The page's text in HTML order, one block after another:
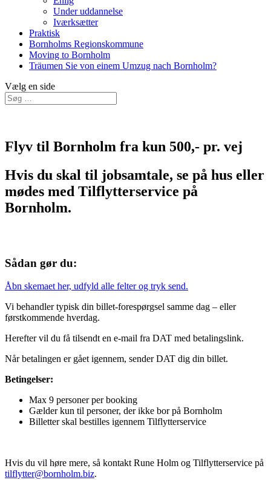
Under uddannelse
Iværksætter
Praktisk
Bornholms Regionskommune
Moving to Bornholm
Träumen Sie von einem Umzug nach Bornholm?
Vælg en side
Flyv til Bornholm fra kun 500,- pr. vej
Hvis du skal til jobsamtale, se på hus eller
mødes med Tilflytterservice på
Bornholm.
Sådan gør du:
Åbn skemaet her, udfyld alle felter og tryk send.
Vi behandler typisk din billet-forespørgsel samme dag – eller
førstkommende hverdag.
Herefter vil du få tilsendt en e-mail fra DAT med betalingslink.
Når betalingen er gået igennem, sender DAT dig din billet.
Betingelser:
Max 9 personer per booking
Gælder kun til personer, der ikke bor på Bornholm
Billetter skal bestilles igennem Tilflytterservice
Hvis du vil høre mere, så kontakt Rune Holm og Tilflytterservice på
tilflytter@bornholm.biz.